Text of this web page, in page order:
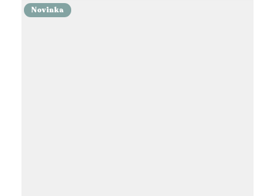
Novinka